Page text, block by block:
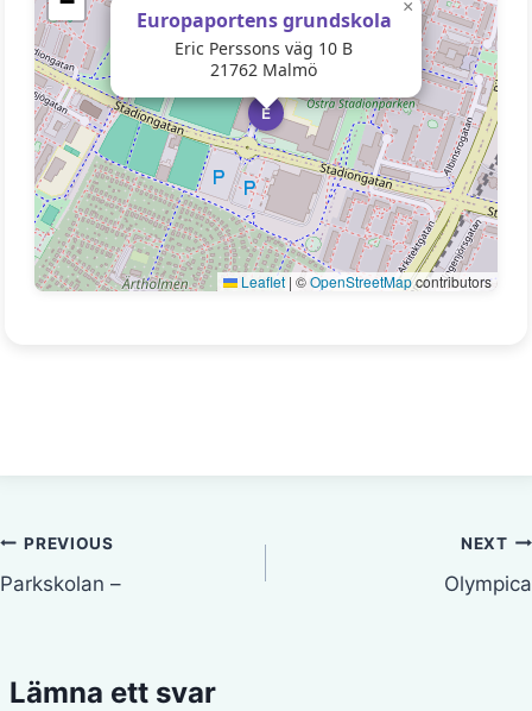
E
Europaportens grundskola
Eric Perssons väg 10 B
21762 Malmö
×
Leaflet | ©OpenStreetMapcontributors
Inläggsnavigering
PREVIOUS
Parkskolan –
NEXT
Olympica
Lämna ett svar